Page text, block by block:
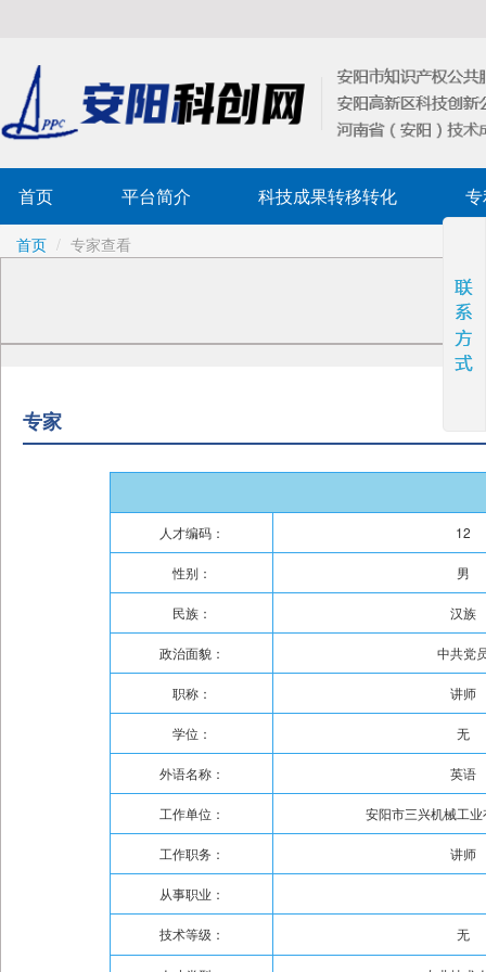
首页 平台简介 科技成果转移转化
首页 / 专家查看
专家
人才编码： 12
性别： 男
民族： 汉族
政治面貌： 中共党
职称： 讲师
学位： 无
外语名称： 英语
工作单位： 安阳市三兴机械工
工作职务： 讲师
从事职业：
技术等级： 无